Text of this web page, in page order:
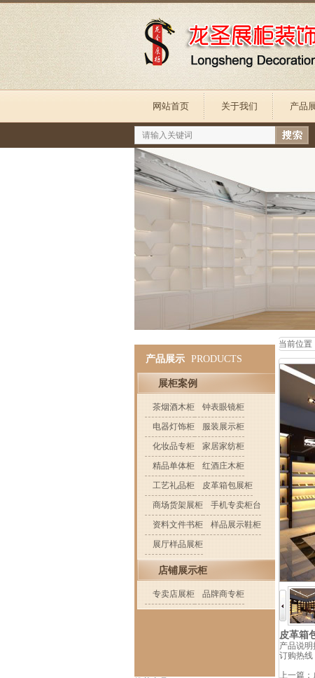
网站首页 关于我们 产品
产品展示 PRODUCTS
展柜案例
茶烟酒木柜
钟表眼镜柜
电器灯饰柜
服装展示柜
化妆品专柜
家居家纺柜
精品单体柜
红酒庄木柜
工艺礼品柜
皮革箱包展柜
商场货架展柜
手机专卖柜台
资料文件书柜
样品展示鞋柜
展厅样品展柜
店铺展示柜
专卖店展柜 品牌商专柜
当前位置
皮革箱
产品说明
订购热线
上一篇：